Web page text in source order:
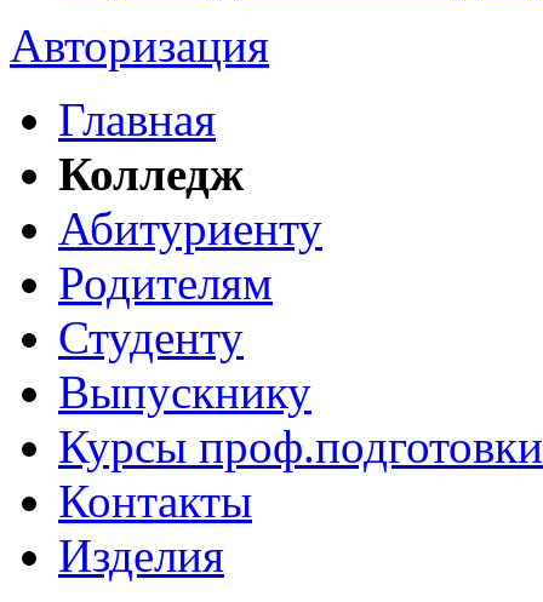
Авторизация
Главная
Колледж
Абитуриенту
Родителям
Студенту
Выпускнику
Курсы проф.подготовки
Контакты
Изделия